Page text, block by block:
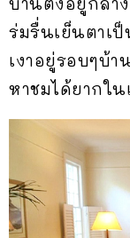
ร่มรื่นเย็นตาเ
เงาอยู่รอบๆบ้
หาชมได้ยากใน